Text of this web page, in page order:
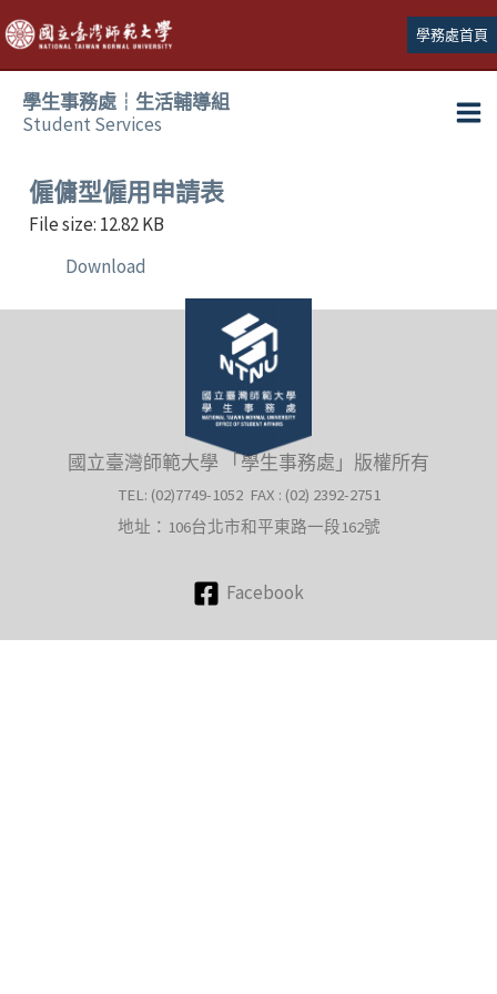
跳
至
主
學務處首頁
學生事務處┆生活輔導組
Student Services
僱傭型僱用申請表
File size: 12.82 KB
Download
國立臺灣師範大學 「學生事務處」版權所有
TEL: (02)7749-1052 FAX : (02) 2392-2751
地址：106台北市和平東路一段162號
Facebook